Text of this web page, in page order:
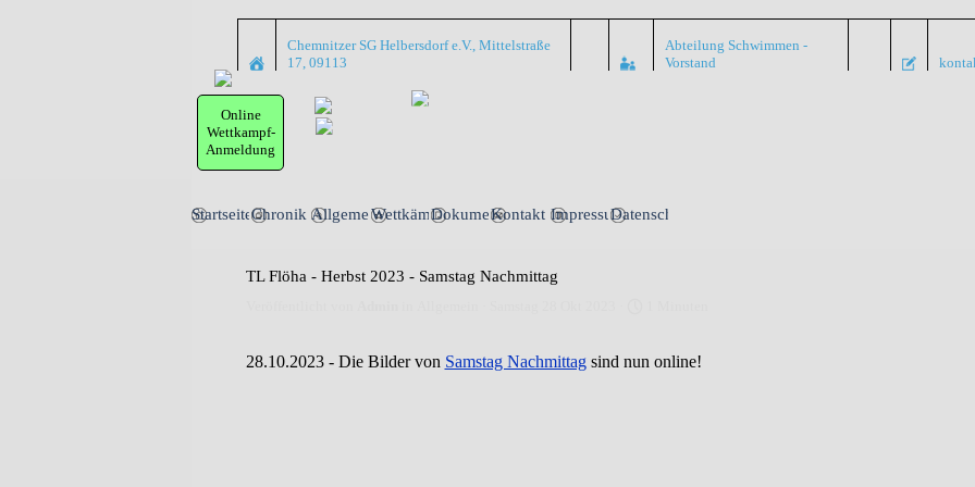
Chemnitzer SG Helbersdorf e.V., Mittelstraße
17, 09113
Abteilung Schwimmen -
Vorstand
Online
Wettkampf-
Anmeldung
StartseiteChronik Allgemein▼
Wettkämpfe▼
DokumenteKontakt ImpressumDatenschutz
TL Flöha - Herbst 2023 - Samstag Nachmittag
28.10.2023 - Die Bilder von Samstag Nachmittagsind nun online!